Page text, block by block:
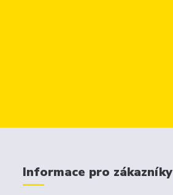
Informace pro zákazníky